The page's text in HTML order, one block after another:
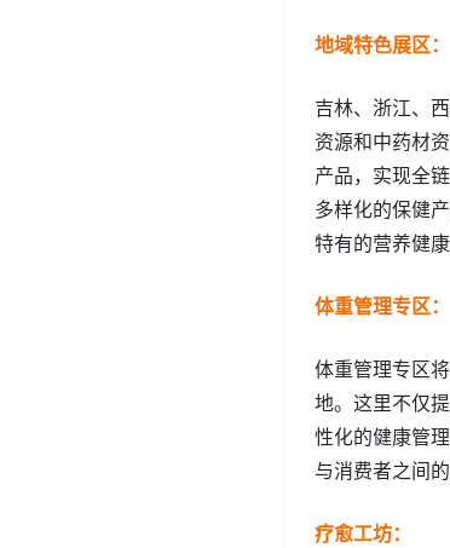
地域特色展区：
吉林、浙江、
资源和中药材
产品，实现全
多样化的保健
特有的营养健
体重管理专区：
体重管理专区
地。这里不仅
性化的健康管
与消费者之间
疗愈工坊：